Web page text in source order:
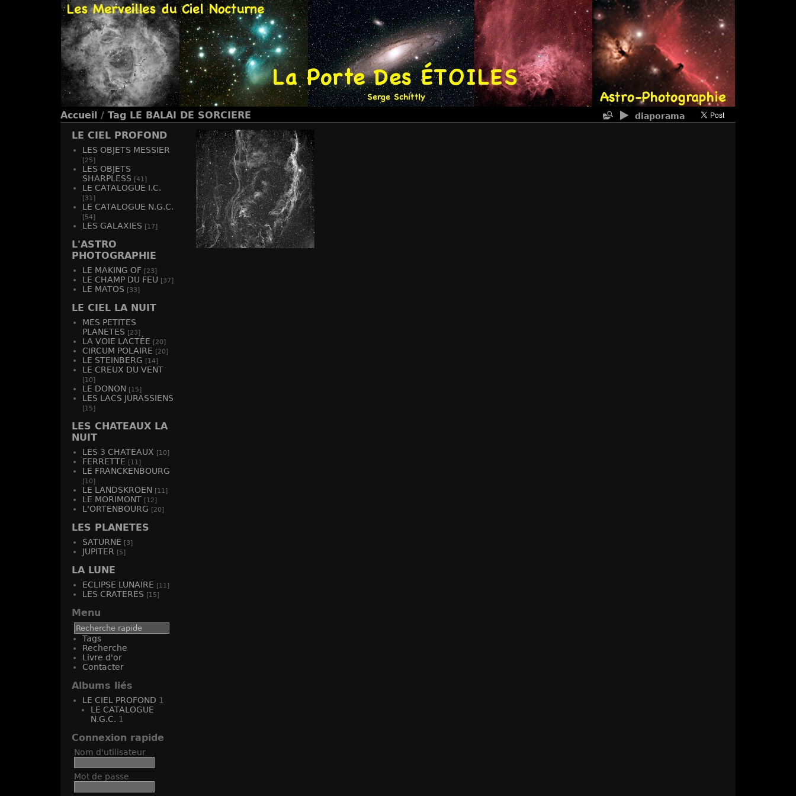
diaporama
Accueil / Tag LE BALAI DE SORCIERE
LE CIEL PROFOND
LES OBJETS MESSIER
[25]
LES OBJETS
SHARPLESS [41]
LE CATALOGUE I.C.
[31]
LE CATALOGUE N.G.C.
[54]
LES GALAXIES [17]
L'ASTRO
PHOTOGRAPHIE
LE MAKING OF [23]
LE CHAMP DU FEU [37]
LE MATOS [33]
LE CIEL LA NUIT
MES PETITES
PLANETES [23]
LA VOIE LACTÉE [20]
CIRCUM POLAIRE [20]
LE STEINBERG [14]
LE CREUX DU VENT
[10]
LE DONON [15]
LES LACS JURASSIENS
[15]
LES CHATEAUX LA
NUIT
LES 3 CHATEAUX [10]
FERRETTE [11]
LE FRANCKENBOURG
[10]
LE LANDSKROEN [11]
LE MORIMONT [12]
L'ORTENBOURG [20]
LES PLANETES
SATURNE [3]
JUPITER [5]
LA LUNE
ECLIPSE LUNAIRE [11]
LES CRATERES [15]
Menu
Tags
Recherche
Livre d'or
Contacter
Albums liés
LE CIEL PROFOND 1
LE CATALOGUE
N.G.C. 1
Connexion rapide
Nom d'utilisateur
Mot de passe